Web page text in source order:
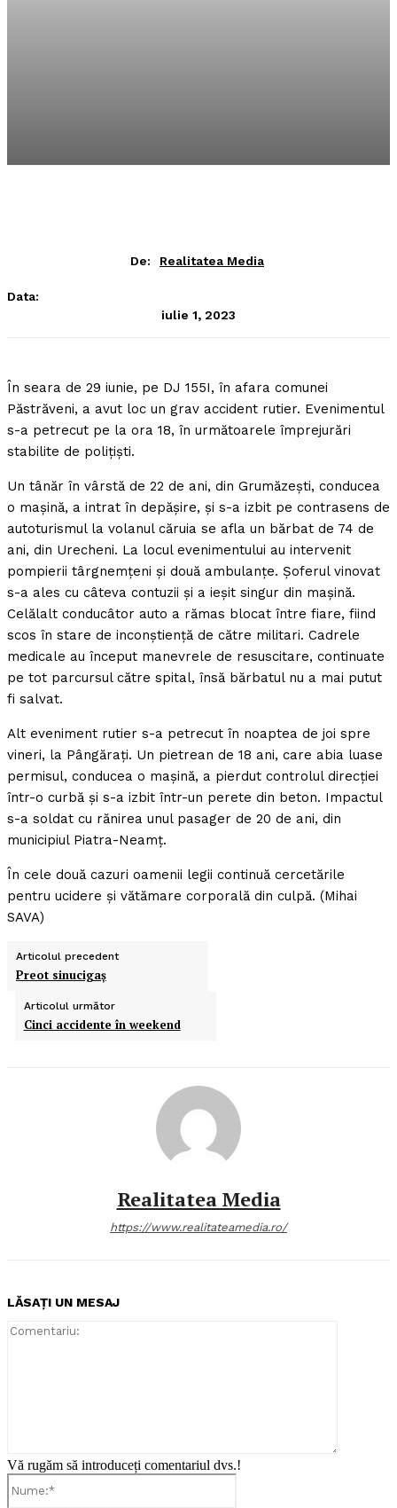
De: Realitatea Media
Data:
iulie 1, 2023
În seara de 29 iunie, pe DJ 155I, în afara comunei
Păstrăveni, a avut loc un grav accident rutier. Evenimentul
s-a petrecut pe la ora 18, în următoarele împrejurări
stabilite de poliţişti.
Un tânăr în vârstă de 22 de ani, din Grumăzeşti, conducea
o maşină, a intrat în depăşire, şi s-a izbit pe contrasens de
autoturismul la volanul căruia se afla un bărbat de 74 de
ani, din Urecheni. La locul evenimentului au intervenit
pompierii târgnemţeni şi două ambulanţe. Şoferul vinovat
s-a ales cu câteva contuzii şi a ieşit singur din maşină.
Celălalt conducâtor auto a rămas blocat între fiare, fiind
scos în stare de inconştienţă de către militari. Cadrele
medicale au început manevrele de resuscitare, continuate
pe tot parcursul către spital, însă bărbatul nu a mai putut
fi salvat.
Alt eveniment rutier s-a petrecut în noaptea de joi spre
vineri, la Pângăraţi. Un pietrean de 18 ani, care abia luase
permisul, conducea o maşină, a pierdut controlul direcţiei
într-o curbă şi s-a izbit într-un perete din beton. Impactul
s-a soldat cu rănirea unul pasager de 20 de ani, din
municipiul Piatra-Neamţ.
În cele două cazuri oamenii legii continuă cercetările
pentru ucidere şi vătămare corporală din culpă. (Mihai
SAVA)
Articolul precedent
Preot sinucigaş
Articolul următor
Cinci accidente în weekend
Realitatea Media
https://www.realitateamedia.ro/
LĂSAȚI UN MESAJ
Vă rugăm să introduceți comentariul dvs.!